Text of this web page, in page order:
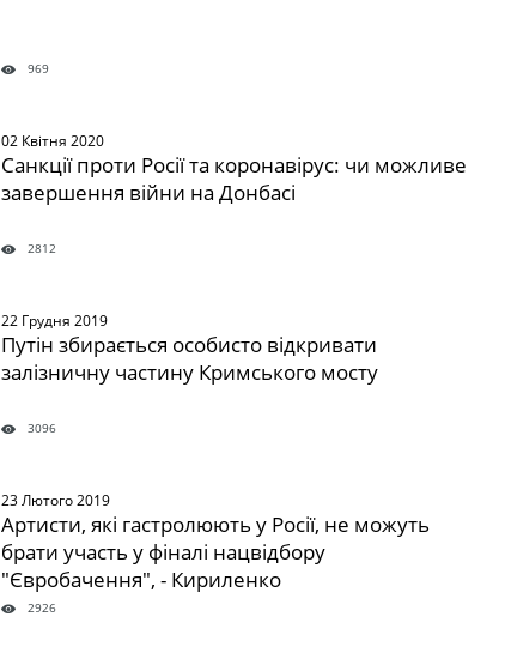
969
02 Квітня 2020
Санкції проти Росії та коронавірус: чи можливе
завершення війни на Донбасі
2812
22 Грудня 2019
Путін збирається особисто відкривати
залізничну частину Кримського мосту
3096
23 Лютого 2019
Артисти, які гастролюють у Росії, не можуть
брати участь у фіналі нацвідбору
"Євробачення", - Кириленко
2926